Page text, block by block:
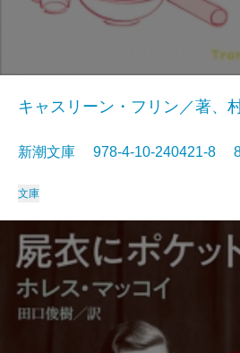
キャスリーン・フリン／著、
新潮文庫 978-4-10-240421-8
文庫